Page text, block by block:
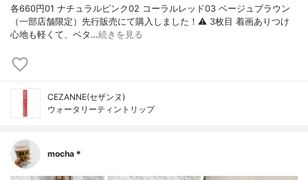
各660円01 ナチュラルピンク02 コーラルレッド03 ベージュブラウン
（一部店舗限定）先行販売にて購入しました！⚠︎ 3枚目 着画ありつけ
心地も軽くて、ベタ…続きを見る
CEZANNE(セザンヌ)
ウォータリーティントリップ
mocha＊